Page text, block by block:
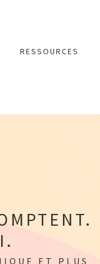
RESSOURCES
ET PLUS